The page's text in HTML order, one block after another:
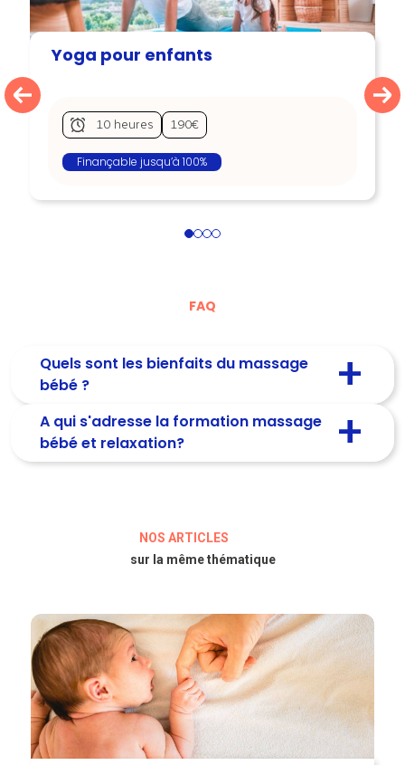
Yoga pour enfants
10 heures 190€
Finançable jusqu’à 100%
1234
FAQ
Quels sont les bienfaits du massage
bébé ?
A qui s'adresse la formation massage
bébé et relaxation?
NOS ARTICLES
sur la même thématique